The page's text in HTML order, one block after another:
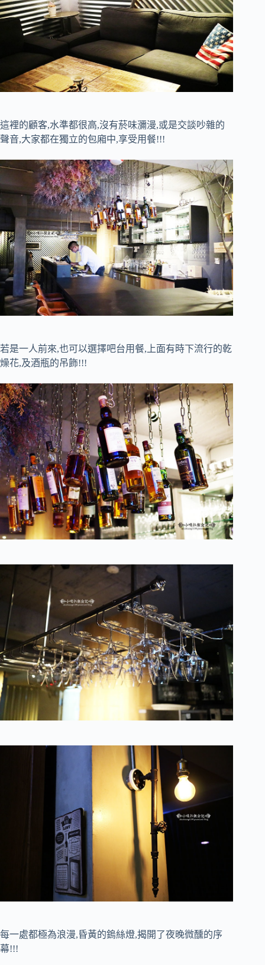
這裡的顧客,水準都很高,沒有菸味瀰漫,或是交談吵雜的
聲音,大家都在獨立的包廂中,享受用餐!!!
若是一人前來,也可以選擇吧台用餐,上面有時下流行的乾
燥花,及酒瓶的吊飾!!!
每一處都極為浪漫,昏黃的鎢絲燈,揭開了夜晚微醺的序
幕!!!